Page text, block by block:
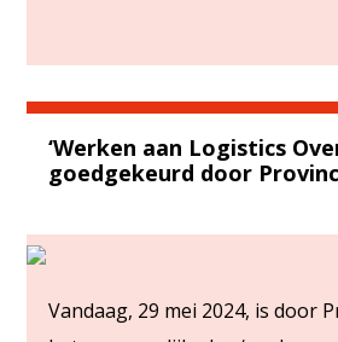
‘Werken aan Logistics
goedgekeurd door
Vandaag, 29 mei 2024, is door